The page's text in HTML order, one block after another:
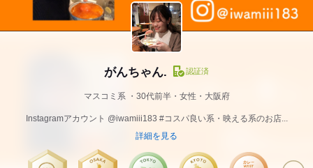
がんちゃん. 認証済
マスコミ系 30代前半・女性・大阪府
Instagramアカウント @iwamiii183 #コスパ良い系・映える系のお店...
詳細を見る